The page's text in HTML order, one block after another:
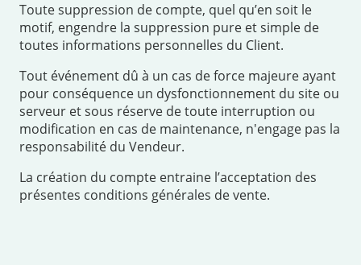
Toute suppression de compte, quel qu’en soit le
motif, engendre la suppression pure et simple de
toutes informations personnelles du Client.
Tout événement dû à un cas de force majeure ayant
pour conséquence un dysfonctionnement du site ou
serveur et sous réserve de toute interruption ou
modification en cas de maintenance, n'engage pas la
responsabilité du Vendeur.
La création du compte entraine l’acceptation des
présentes conditions générales de vente.